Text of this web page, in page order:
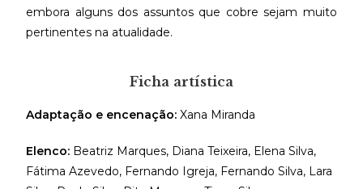
embora alguns dos assuntos que cobre sejam muito
pertinentes na atualidade.
Ficha artística
Adaptação e encenação:Xana Miranda
Elenco: Beatriz Marques, Diana Teixeira, Elena Silva,
Fátima Azevedo, Fernando Igreja, Fernando Silva, Lara